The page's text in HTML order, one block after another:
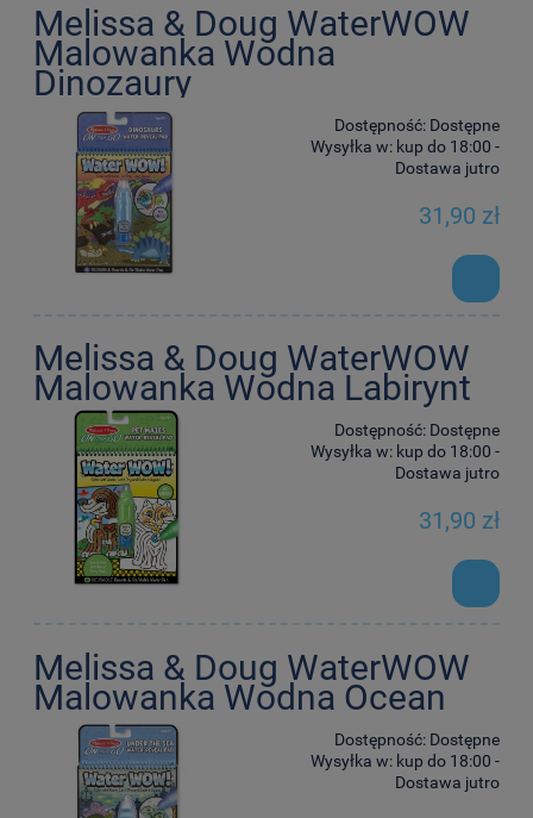
Melissa & Doug WaterWOW
Malowanka Wodna
Dinozaury
Dostępność: Dostępne
Wysyłka w: kup do 18:00 -
Dostawa jutro
31,90 zł
Melissa & Doug WaterWOW
Malowanka Wodna Labirynt
Dostępność: Dostępne
Wysyłka w: kup do 18:00 -
Dostawa jutro
31,90 zł
Melissa & Doug WaterWOW
Malowanka Wodna Ocean
Dostępność: Dostępne
Wysyłka w: kup do 18:00 -
Dostawa jutro